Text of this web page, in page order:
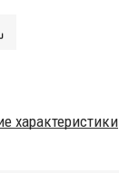
характеристики